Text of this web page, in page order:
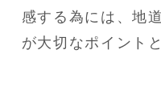
感する為には、地
が大切なポイント